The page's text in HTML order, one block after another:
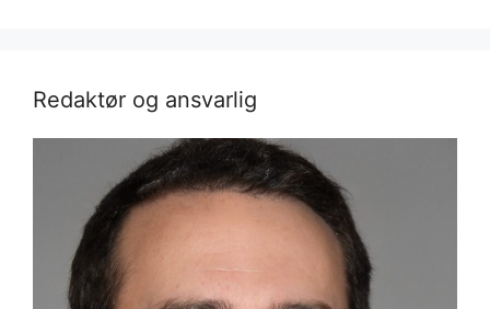
Redaktør og ansvarlig